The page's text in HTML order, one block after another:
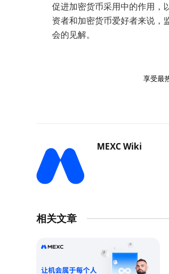
促进加密货币采用中的作用，
资者和加密货币爱好者来说，
会的见解。
享受最
MEXC Wiki
相关文章